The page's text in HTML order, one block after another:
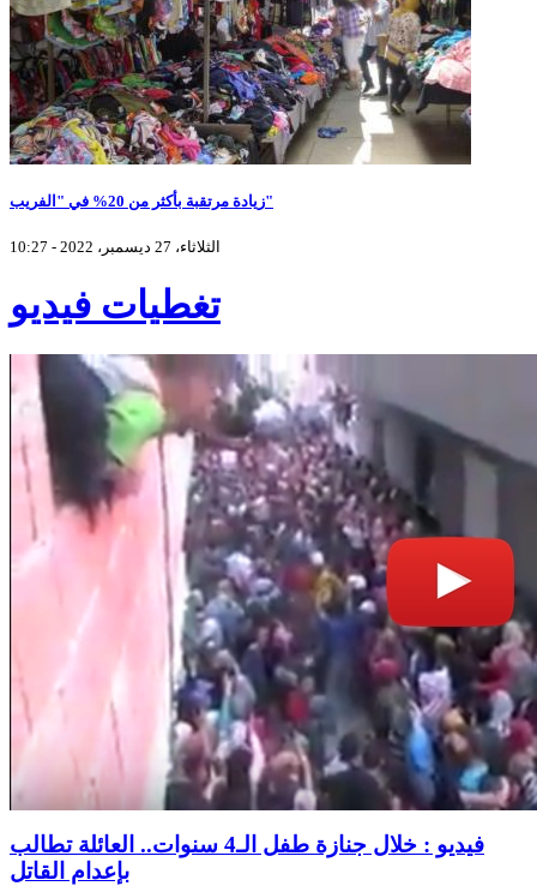
زيادة مرتقبة بأكثر من 20% في "الفريب"
الثلاثاء، 27 ديسمبر، 2022 - 10:27
تغطيات فيديو
فيديو : خلال جنازة طفل الـ4 سنوات.. العائلة تطالب
بإعدام القاتل